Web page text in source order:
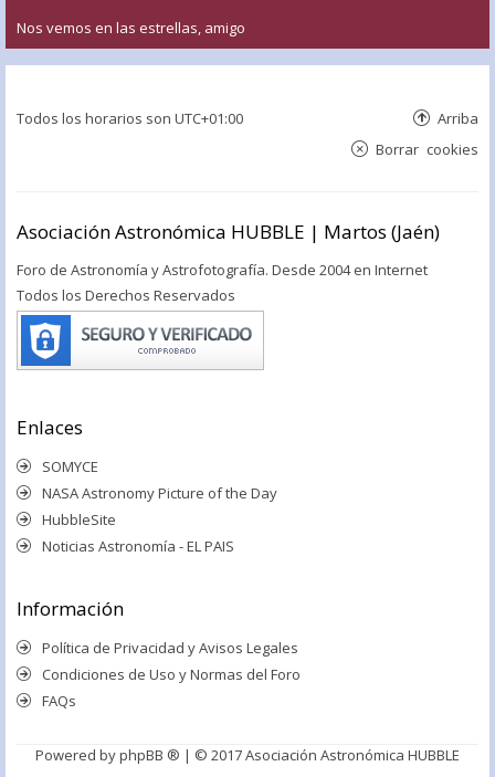
Nos vemos en las estrellas, amigo
Todos los horarios son UTC+01:00 Arriba
Borrar cookies
Asociación Astronómica HUBBLE | Martos (Jaén)
Foro de Astronomía y Astrofotografía. Desde 2004 en Internet
Todos los Derechos Reservados
Enlaces
SOMYCE
NASA Astronomy Picture of the Day
HubbleSite
Noticias Astronomía - EL PAIS
Información
Política de Privacidad y Avisos Legales
Condiciones de Uso y Normas del Foro
FAQs
Powered byphpBB ® | © 2017 Asociación Astronómica HUBBLE